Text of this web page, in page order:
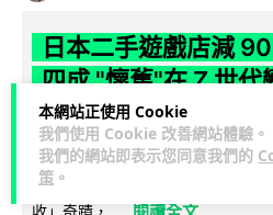
本網站正使用 Cookie
我們使用 Cookie 改善網站體驗。
我們的網站即表示您同意我們的
策 。
日本二手遊戲店減
四成 "懷舊"在 Z 世代
感」
日本零售巨頭 GEO 將懷舊遊戲銷
99 間，但銷售額卻不降反升至過往